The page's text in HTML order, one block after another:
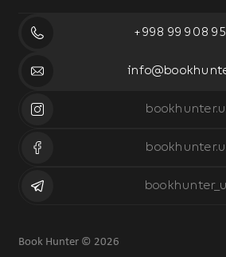
+998 99 908
Book Hunter © 2026